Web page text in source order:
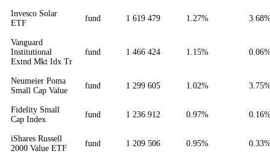
Invesco Solar
ETF
fund 1 619 479 1.27%
Vanguard
Institutional
Extnd Mkt Idx Tr
fund 1 466 424 1.15%
Neumeier Poma
Small Cap Value
fund 1 299 605 1.02%
Fidelity Small
Cap Index
fund 1 236 912 0.97%
iShares Russell
2000 Value ETF
fund 1 209 506 0.95%